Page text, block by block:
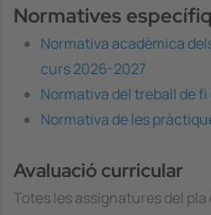
Normatives
Normativa acadèmica
curs 2026-2027
Normativa del treball de
Normativa de les
Avaluació curricular
Totes les assignatures del pla